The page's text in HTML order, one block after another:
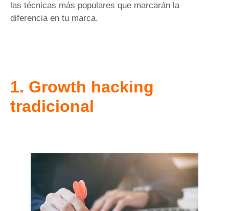
las técnicas más populares que marcarán la
diferencia en tu marca.
1. Growth hacking
tradicional